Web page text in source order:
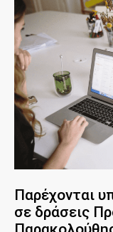
Παρέχονται
σε δράσεις